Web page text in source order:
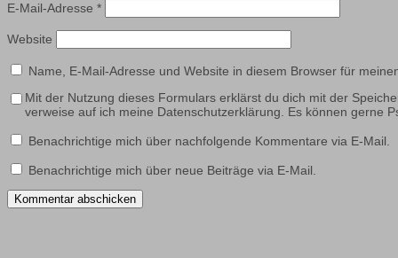
E-Mail-Adresse *
Website
Name, E-Mail-Adresse und Website in diesem Browser für
Mit der Nutzung dieses Formulars erklärst du dich mit der
verweise auf ich meine Datenschutzerklärung. Es können gerne
Benachrichtige mich über nachfolgende Kommentare via E-Mail.
Benachrichtige mich über neue Beiträge via E-Mail.